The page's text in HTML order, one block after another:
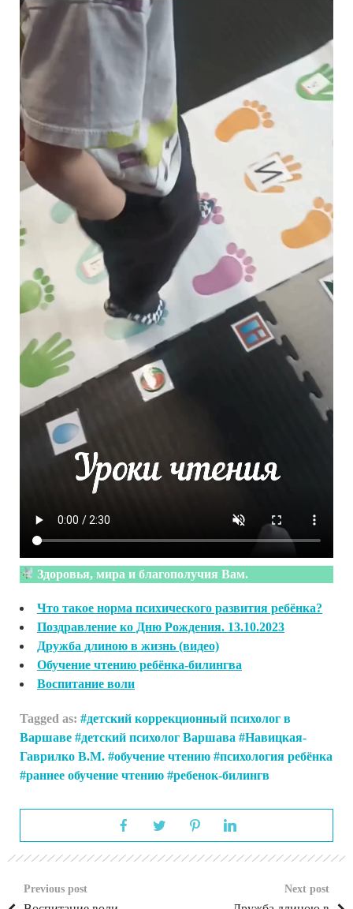
Здоровья, мира и благополучия Вам.
Что такое норма психического развития ребёнка?
Поздравление ко Дню Рождения. 13.10.2023
Дружба длиною в жизнь (видео)
Обучение чтению ребёнка-билингва
Воспитание воли
Tagged as:
детский коррекционный психолог в
Варшаве
детский психолог Варшава
Навицкая-
Гаврилко В.М.
обучение чтению
психология ребёнка
раннее обучение чтению
ребенок-билингв
Previous post Next post